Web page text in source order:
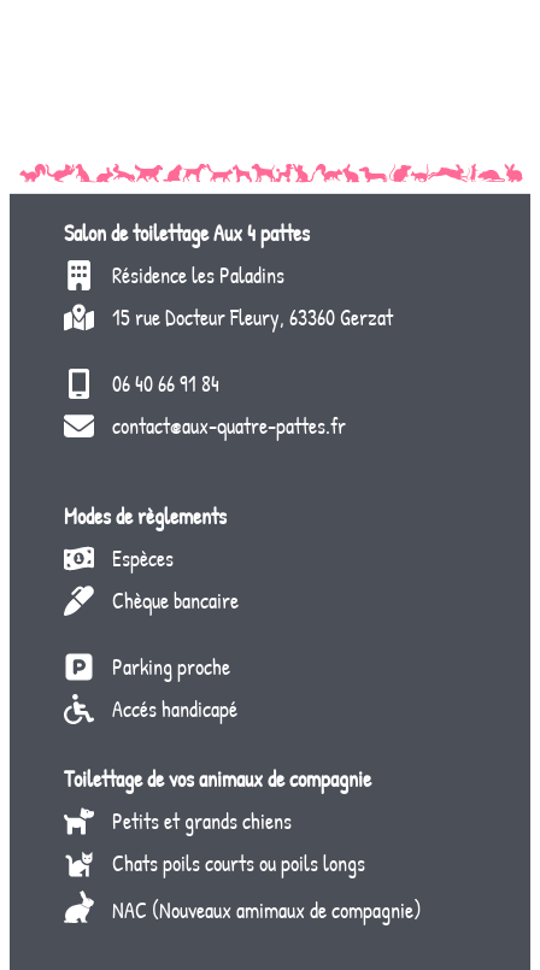
Salon de toilettageAux 4 pattes
Résidence les Paladins
15 rue Docteur Fleury, 63360 Gerzat
06 40 66 91 84
contact@aux-quatre-pattes.fr
Modes de règlements
Espèces
Chèque bancaire
Parking proche
Accés handicapé
Toilettage de vos animaux de compagnie
Petits et grands chiens
Chats poils courts ou poils longs
NAC (Nouveaux amimaux de compagnie)